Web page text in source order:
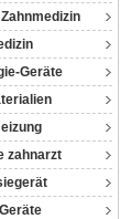
Geräte
zahnarzt